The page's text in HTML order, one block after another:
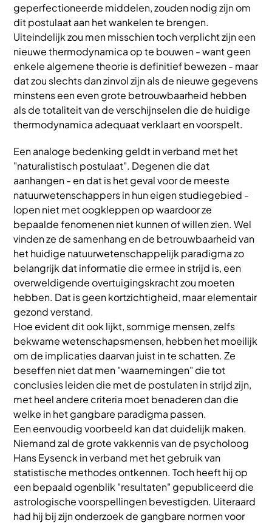
geperfectioneerde middelen, zouden nodig zijn om
dit postulaat aan het wankelen te brengen.
Uiteindelijk zou men misschien toch verplicht zijn een
nieuwe thermodynamica op te bouwen - want geen
enkele algemene theorie is definitief bewezen - maar
dat zou slechts dan zinvol zijn als de nieuwe gegevens
minstens een even grote betrouwbaarheid hebben
als de totaliteit van de verschijnselen die de huidige
thermodynamica adequaat verklaart en voorspelt.
Een analoge bedenking geldt in verband met het
"naturalistisch postulaat". Degenen die dat
aanhangen - en dat is het geval voor de meeste
natuurwetenschappers in hun eigen studiegebied -
lopen niet met oogkleppen op waardoor ze
bepaalde fenomenen niet kunnen of willen zien. Wel
vinden ze de samenhang en de betrouwbaarheid van
het huidige natuurwetenschappelijk paradigma zo
belangrijk dat informatie die ermee in strijd is, een
overweldigende overtuigingskracht zou moeten
hebben. Dat is geen kortzichtigheid, maar elementair
gezond verstand.
Hoe evident dit ook lijkt, sommige mensen, zelfs
bekwame wetenschapsmensen, hebben het moeilijk
om de implicaties daarvan juist in te schatten. Ze
beseffen niet dat men "waarnemingen" die tot
conclusies leiden die met de postulaten in strijd zijn,
met heel andere criteria moet benaderen dan die
welke in het gangbare paradigma passen.
Een eenvoudig voorbeeld kan dat duidelijk maken.
Niemand zal de grote vakkennis van de psycholoog
Hans Eysenck in verband met het gebruik van
statistische methodes ontkennen. Toch heeft hij op
een bepaald ogenblik "resultaten" gepubliceerd die
astrologische voorspellingen bevestigden. Uiteraard
had hij bij zijn onderzoek de gangbare normen voor